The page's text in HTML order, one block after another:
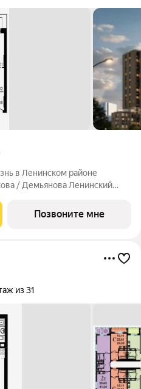
тихом центре города. Рядом
Позвоните мне
из 31